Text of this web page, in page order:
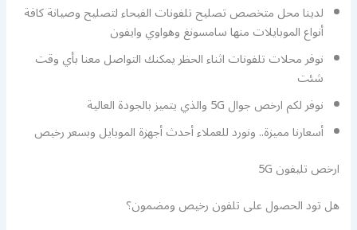
لدينا محل متخصص تصليح تلفونات الفيحاء لتصليح وصيانة كافة
أنواع الموبايلات منها سامسونغ وهواوي وايفون
نوفر محلات تلفونات اثناء الحظر يمكنك التواصل معنا بأي وقت
شئت
نوفر لكم ارخص جوال 5G والذي يتميز بالجودة العالية
أسعارنا مميزة.. ونورد للعملاء أحدث أجهزة الموبايل وبسعر رخيص
ارخص تليفون 5G
هل تود الحصول على تلفون رخيص ومضمون؟